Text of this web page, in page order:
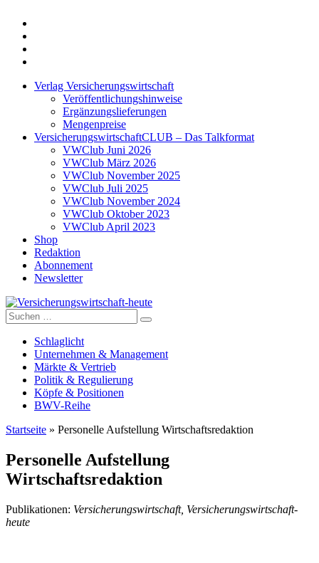
Verlag Versicherungswirtschaft
Veröffentlichungshinweise
Ergänzungslieferungen
Mengenpreise
VersicherungswirtschaftCLUB – Das Talkformat
VWClub Juni 2026
VWClub März 2026
VWClub November 2025
VWClub Juli 2025
VWClub November 2024
VWClub Oktober 2023
VWClub April 2023
Shop
Redaktion
Abonnement
Newsletter
Versicherungswirtschaft-heute
Suche
nach:
Schlaglicht
Unternehmen & Management
Märkte & Vertrieb
Politik & Regulierung
Köpfe & Positionen
BWV-Reihe
Startseite » Personelle Aufstellung Wirtschaftsredaktion
Personelle Aufstellung
Wirtschaftsredaktion
Publikationen: Versicherungswirtschaft, Versicherungswirtschaft-
heute